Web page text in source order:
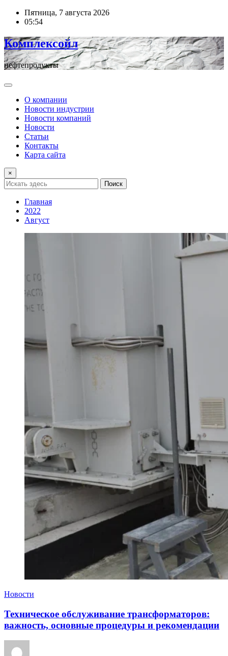
ПерейтиПятница, 7 августа 2026
05:54
Комплексойл
нефтепродукты
О компании
Новости индустрии
Новости компаний
Новости
Статьи
Контакты
Карта сайта
×
Поиск
Главная
2022
Август
Новости
Техническое обслуживание трансформаторов:
важность, основные процедуры и рекомендации